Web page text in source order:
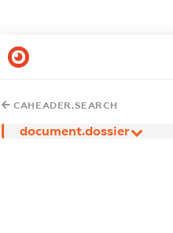
CAHEADER.SEARCH
document.dossier